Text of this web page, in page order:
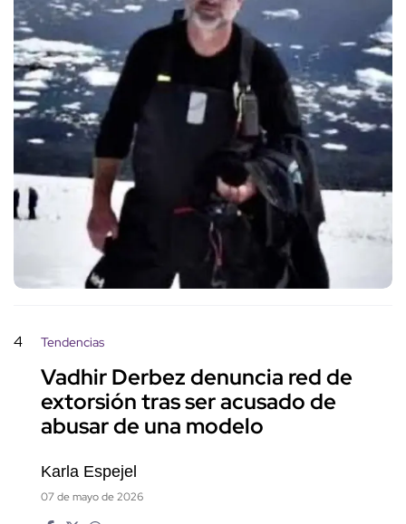
4 Tendencias
Vadhir Derbez denuncia red de
extorsión tras ser acusado de
abusar de una modelo
Karla Espejel
07 de mayo de 2026